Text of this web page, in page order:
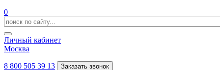
0
Личный кабинет
Москва
8 800 505 39 13 Заказать звонок